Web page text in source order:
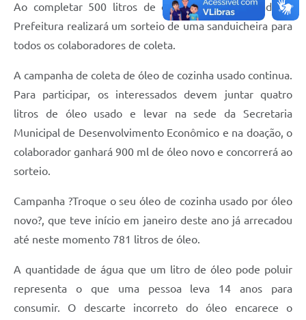
Ao completar 500 litros de óleo de cozinha usado, a
Prefeitura realizará um sorteio de uma sanduicheira para
todos os colaboradores de coleta.
A campanha de coleta de óleo de cozinha usado continua.
Para participar, os interessados devem juntar quatro
litros de óleo usado e levar na sede da Secretaria
Municipal de Desenvolvimento Econômico e na doação, o
colaborador ganhará 900 ml de óleo novo e concorrerá ao
sorteio.
Campanha ?Troque o seu óleo de cozinha usado por óleo
novo?, que teve início em janeiro deste ano já arrecadou
até neste momento 781 litros de óleo.
A quantidade de água que um litro de óleo pode poluir
representa o que uma pessoa leva 14 anos para
consumir. O descarte incorreto do óleo encarece o